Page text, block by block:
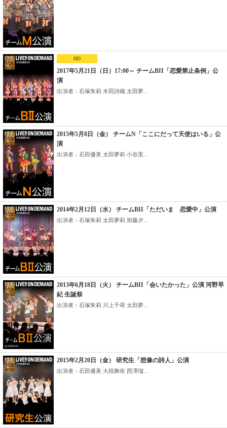
HD
2017年5月21日（日）17:00～ チームBII「恋愛禁止条例」公
演
出演者：石塚朱莉 水田詩織 太田夢...
2015年5月8日（金） チームN「ここにだって天使はいる」公
演
出演者：石田優美 太田夢莉 小谷里...
2014年2月12日（水） チームBII「ただいま 恋愛中」公演
出演者：石塚朱莉 太田夢莉 加藤夕...
2013年6月18日（火） チームBII「会いたかった」公演 河野早
紀 生誕祭
出演者：石塚朱莉 川上千尋 太田夢...
2015年2月20日（金） 研究生「想像の詩人」公演
出演者：石田優美 大段舞依 西澤瑠...